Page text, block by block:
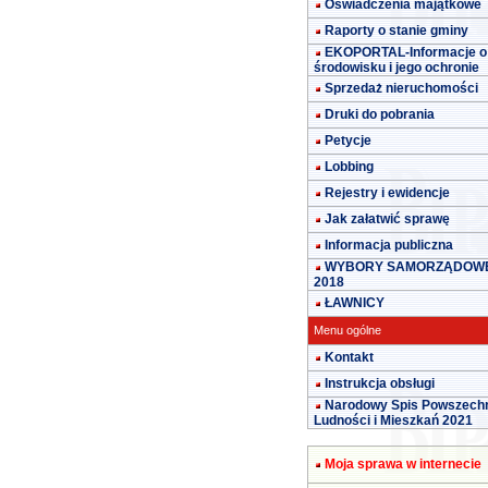
Oświadczenia majątkowe
Raporty o stanie gminy
EKOPORTAL-Informacje o
środowisku i jego ochronie
Sprzedaż nieruchomości
Druki do pobrania
Petycje
Lobbing
Rejestry i ewidencje
Jak załatwić sprawę
Informacja publiczna
WYBORY
2018
ŁAWNICY
Menu ogólne
Kontakt
Instrukcja obsługi
Narodowy Spis
Ludności i Mieszkań 2021
Moja sprawa w internecie